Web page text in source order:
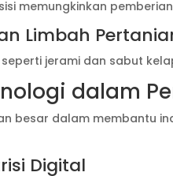
memungkinkan
Limbah
jerami dan sabut
dalam
besar dalam membantu
Digital